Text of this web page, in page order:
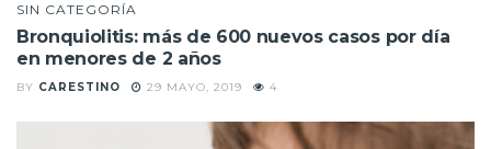
SIN CATEGORÍA
Bronquiolitis: más de 600 nuevos casos por día
en menores de 2 años
BY CARESTINO 29 MAYO, 2019 4